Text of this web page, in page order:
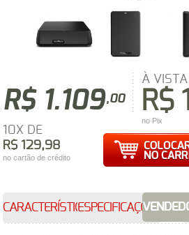
R$ 1.109,00
À VISTA
R$
no Pix
10X DE
R$ 129,98
no cartão de crédito
CARACTERÍSTICASESPECIFICAÇÕES